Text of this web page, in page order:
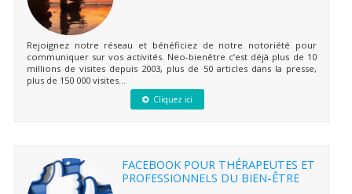
Rejoignez notre réseau et bénéficiez de notre notoriété pour
communiquer sur vos activités. Neo-bienêtre c’est déjà plus de 10
millions de visites depuis 2003, plus de 50 articles dans la presse,
plus de 150 000 visites...
Cliquez ici
FACEBOOK POUR THÉRAPEUTES ET
PROFESSIONNELS DU BIEN-ÊTRE